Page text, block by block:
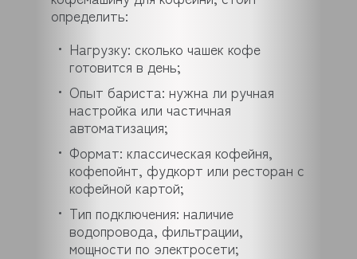
определить:
Нагрузку: сколько чашек кофе
готовится в день;
Опыт бариста: нужна ли ручная
настройка или частичная
автоматизация;
Формат: классическая кофейня,
кофепойнт, фудкорт или ресторан с
кофейной картой;
Тип подключения: наличие
водопровода, фильтрации,
мощности по электросети;